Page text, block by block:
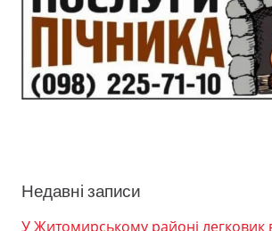
Недавні записи
У Житомирському районі легковик